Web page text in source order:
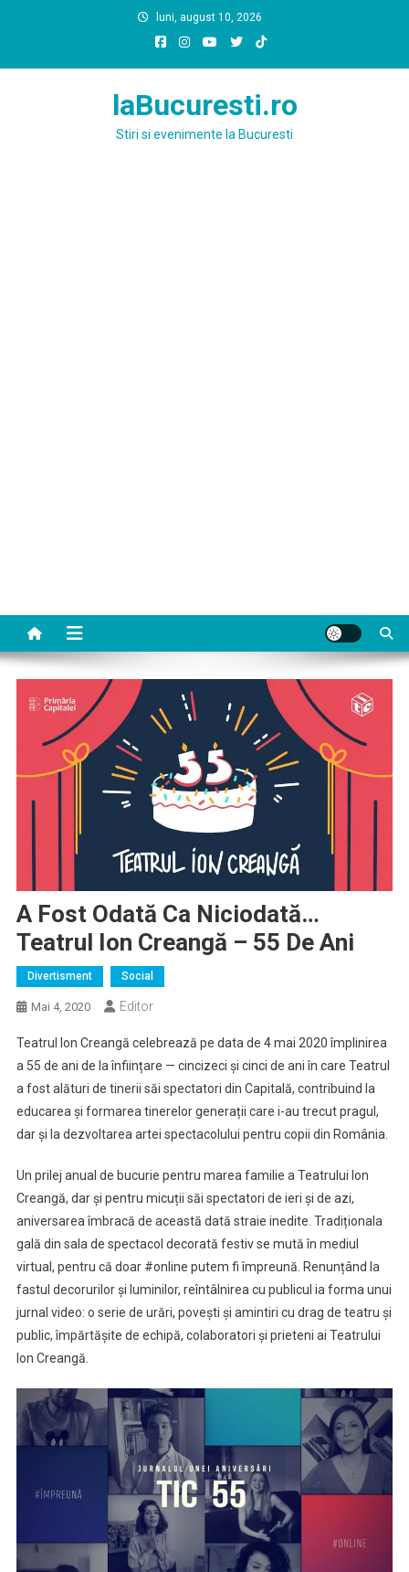
luni, august 10, 2026
laBucuresti.ro
Stiri si evenimente la Bucuresti
A Fost Odată Ca Niciodată…
Teatrul Ion Creangă – 55 De Ani
Divertisment Social
Mai 4, 2020 Editor
Teatrul Ion Creangă celebrează pe data de 4 mai 2020 împlinirea
a 55 de ani de la înființare — cincizeci și cinci de ani în care Teatrul
a fost alături de tinerii săi spectatori din Capitală, contribuind la
educarea și formarea tinerelor generații care i-au trecut pragul,
dar și la dezvoltarea artei spectacolului pentru copii din România.
Un prilej anual de bucurie pentru marea familie a Teatrului Ion
Creangă, dar și pentru micuții săi spectatori de ieri și de azi,
aniversarea îmbracă de această dată straie inedite. Tradiționala
gală din sala de spectacol decorată festiv se mută în mediul
virtual, pentru că doar #online putem fi împreună. Renunțând la
fastul decorurilor și luminilor, reîntâlnirea cu publicul ia forma unui
jurnal video: o serie de urări, povești și amintiri cu drag de teatru și
public, împărtășite de echipă, colaboratori și prieteni ai Teatrului
Ion Creangă.